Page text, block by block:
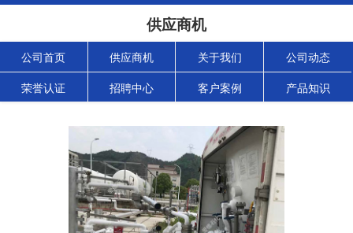
供应商机
公司首页 供应商机 关于我们 公司动态
荣誉认证 招聘中心 客户案例 产品知识